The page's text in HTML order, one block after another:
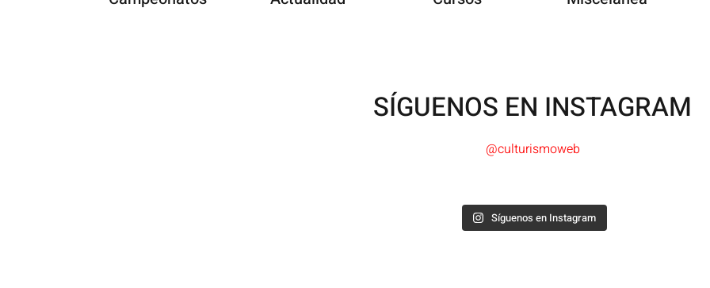
SÍGUENOS EN INSTAGRAM
@culturismoweb
Síguenos en Instagram